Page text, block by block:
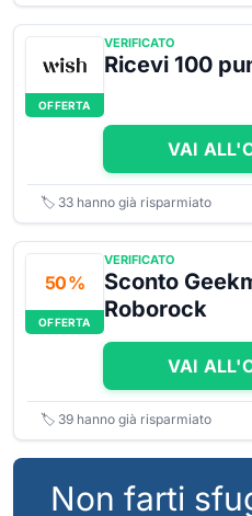
OFFERTA
VERIFICATO
Ricevi 100
VAI
🏷️ 33 hanno già risparmiato
50 %
OFFERTA
VERIFICATO
Sconto
Roborock
VAI
🏷️ 39 hanno già risparmiato
Non farti